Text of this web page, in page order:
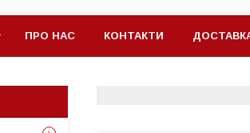
ПРО НАС КОНТАКТИ